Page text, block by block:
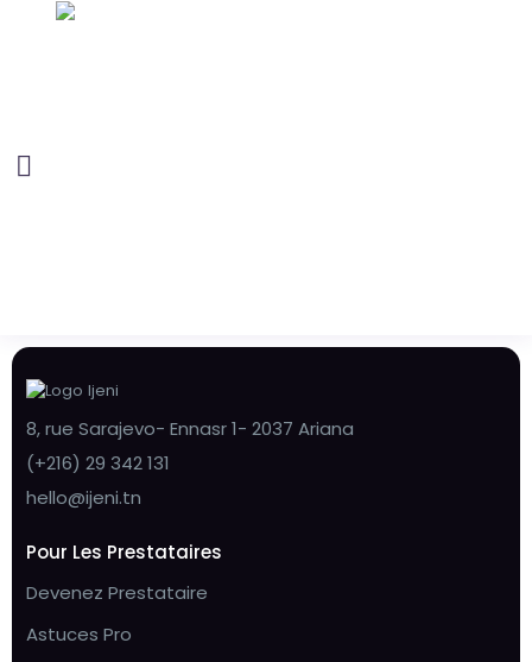
8, rue Sarajevo- Ennasr 1- 2037 Ariana
(+216) 29 342 131
hello@ijeni.tn
Pour Les Prestataires
Devenez Prestataire
Astuces Pro